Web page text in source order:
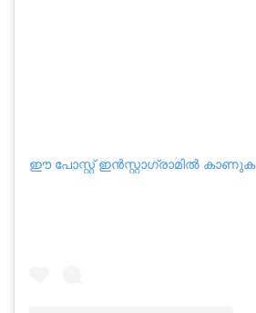
ഈ പോസ്റ്റ് ഇൻസ്റ്റാഗ്രാമിൽ കാണുക